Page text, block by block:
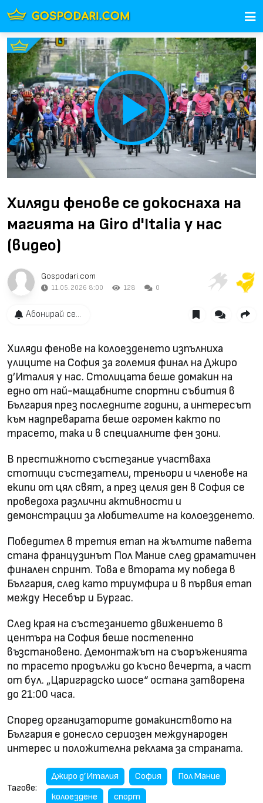
Play
Video
Хиляди фенове се докоснаха на
магията на Giro d'Italia у нас
(видео)
Gospodari.com
11.05.2026 8:00 128 0
Абонирай се...
Хиляди фенове на колоезденето изпълниха
улиците на София за големия финал на Джиро
д’Италия у нас. Столицата беше домакин на
едно от най-мащабните спортни събития в
България през последните години, а интересът
към надпреварата беше огромен както по
трасето, така и в специалните фен зони.
В престижното състезание участваха
стотици състезатели, треньори и членове на
екипи от цял свят, а през целия ден в София се
проведоха различни активности и
демонстрации за любителите на колоезденето.
Победител в третия етап на жълтите павета
стана французинът Пол Мание след драматичен
финален спринт. Това е втората му победа в
България, след като триумфира и в първия етап
между Несебър и Бургас.
След края на състезанието движението в
центъра на София беше постепенно
възстановено. Демонтажът на съоръженията
по трасето продължи до късно вечерта, а част
от бул. „Цариградско шосе“ остана затворена
до 21:00 часа.
Според организаторите домакинството на
България е донесло сериозен международен
интерес и положителна реклама за страната.
Тагове:
Джиро д’Италия София
Пол Мание
колоездене
спорт